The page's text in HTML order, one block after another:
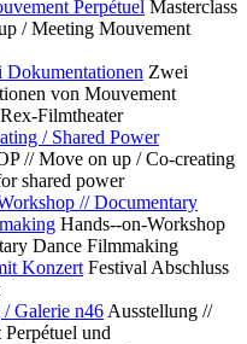
Perpétuel Masterclass
/ Meeting Mouvement
Zwei
von Mouvement
Filmtheater
/ Shared Power
// Move on up / Co-creating
shared power
// Documentary
Hands--on-Workshop
Dance Filmmaking
Konzert Festival Abschluss
Galerie n46 Ausstellung //
und